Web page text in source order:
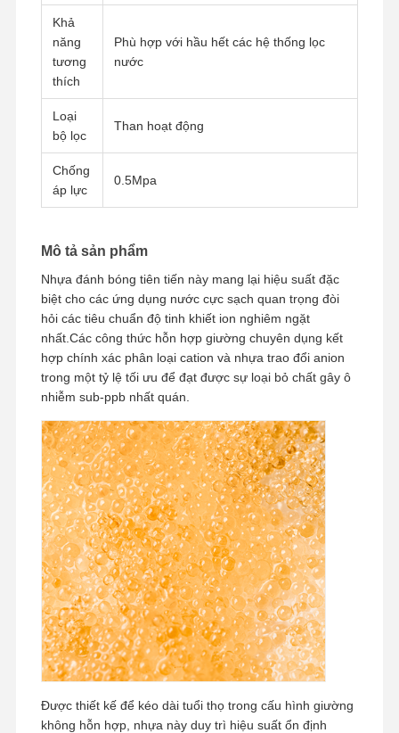
Trang Chủ
Các Sản
Phẩm
Video
Về Chúng
Tôi
Tham Quan
Nhà Máy
Kiểm Soát
Chất Lượng
Liên Hệ Tin Tức
Các Trường
Hợp
Yêu Cầu Báo
Giá
Hệ thống nước siêu tinh khiết trong phòng thí nghiệm
Máy nước siêu tinh khiết
hệ thống lọc nước siêu tinh khiết
Khả
năng
tương
thích
Phù hợp với hầu hết các hệ thống lọc
nước
Loại
bộ lọc
Than hoạt động
Chống
áp lực
0.5Mpa
Mô tả sản phẩm
Nhựa đánh bóng tiên tiến này mang lại hiệu suất đặc
biệt cho các ứng dụng nước cực sạch quan trọng đòi
hỏi các tiêu chuẩn độ tinh khiết ion nghiêm ngặt
nhất.Các công thức hỗn hợp giường chuyên dụng kết
hợp chính xác phân loại cation và nhựa trao đổi anion
trong một tỷ lệ tối ưu để đạt được sự loại bỏ chất gây ô
nhiễm sub-ppb nhất quán.
Được thiết kế để kéo dài tuổi thọ trong cấu hình giường
không hỗn hợp, nhựa này duy trì hiệu suất ổn định